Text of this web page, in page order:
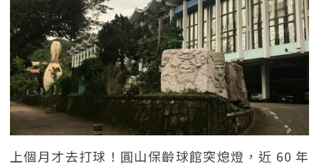
上個月才去打球！圓山保齡球館突熄燈，近 60 年